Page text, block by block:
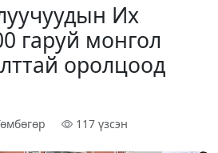
Их
гаруй монгол
оролцоод
117 үзсэн